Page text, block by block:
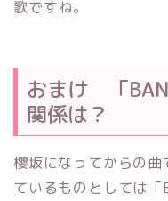
歌ですね。
おまけ 「
関係は？
櫻坂になってからの
ているものとしては